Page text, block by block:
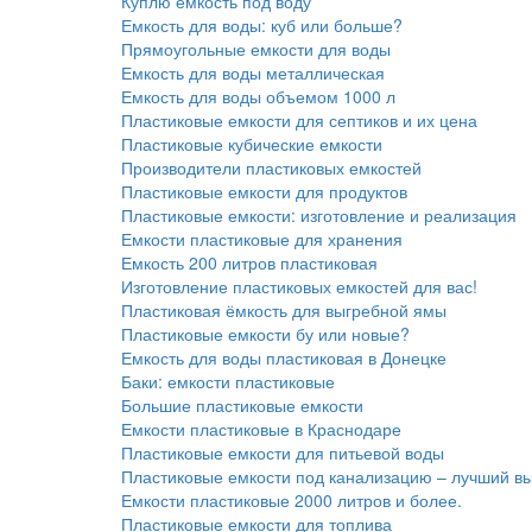
Емкость для воды: куб или больше?
Прямоугольные емкости для воды
Емкость для воды металлическая
Емкость для воды объемом 1000 л
Пластиковые емкости для септиков и их цена
Пластиковые кубические емкости
Производители пластиковых емкостей
Пластиковые емкости для продуктов
Пластиковые емкости: изготовление и реализация
Емкости пластиковые для хранения
Емкость 200 литров пластиковая
Изготовление пластиковых емкостей для вас!
Пластиковая ёмкость для выгребной ямы
Пластиковые емкости бу или новые?
Емкость для воды пластиковая в Донецке
Баки: емкости пластиковые
Большие пластиковые емкости
Емкости пластиковые в Краснодаре
Пластиковые емкости для питьевой воды
Пластиковые емкости под канализацию – лучший
Емкости пластиковые 2000 литров и более.
Пластиковые емкости для топлива